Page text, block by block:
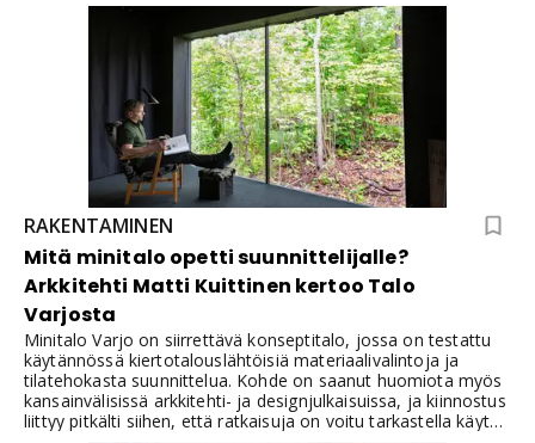
RAKENTAMINEN
Mitä minitalo opetti suunnittelijalle?
Arkkitehti Matti Kuittinen kertoo Talo
Varjosta
Minitalo Varjo on siirrettävä konseptitalo, jossa on testattu
käytännössä kiertotalouslähtöisiä materiaalivalintoja ja
tilatehokasta suunnittelua. Kohde on saanut huomiota myös
kansainvälisissä arkkitehti- ja designjulkaisuissa, ja kiinnostus
liittyy pitkälti siihen, että ratkaisuja on voitu tarkastella käytön